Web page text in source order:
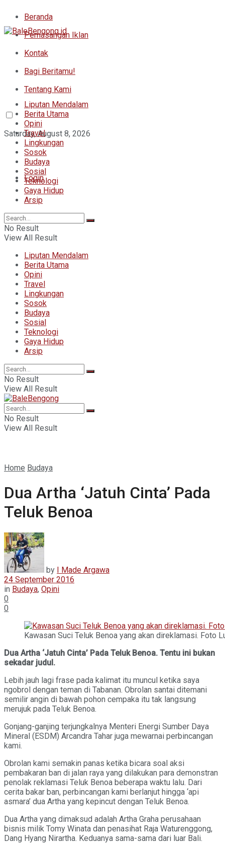
Beranda
Pemasangan Iklan
Kontak
Bagi Beritamu!
Tentang Kami
Saturday, August 8, 2026
Login
Liputan Mendalam
Berita Utama
Opini
Travel
Lingkungan
Sosok
Budaya
Sosial
Teknologi
Gaya Hidup
Arsip
No Result
View All Result
Liputan Mendalam
Berita Utama
Opini
Travel
Lingkungan
Sosok
Budaya
Sosial
Teknologi
Gaya Hidup
Arsip
No Result
View All Result
No Result
View All Result
Home Budaya
Dua Artha ‘Jatuh Cinta’ Pada
Teluk Benoa
by I Made Argawa
24 September 2016
in Budaya, Opini
0
0
Kawasan Suci Teluk Benoa yang akan direklamasi. Foto
Dua Artha ‘Jatuh Cinta’ Pada Teluk Benoa. Tentu ini bukan
sekadar judul.
Lebih jauh lagi frase pada kalimat itu muncul ketika saya
ngobrol dengan teman di Tabanan. Obrolan santai ditemani
semilir angin di bawah pohon cempaka itu tak langsung
merujuk pada Teluk Benoa.
Gonjang-ganjing terjungkalnya Menteri Energi Sumber Daya
Mineral (ESDM) Arcandra Tahar juga mewarnai perbincangan
kami.
Obrolan kami semakin panas ketika bicara soal aksi
pembakaran ban di jalan raya yang dilakukan para demonstran
penolak reklamasi Teluk Benoa beberapa waktu lalu. Dari
cerita bakar ban, perbincangan kami berlanjut hingga ‘api
asmara’ dua Artha yang kepincut dengan Teluk Benoa.
Dua Artha yang dimaksud adalah Artha Graha perusahaan
bisnis milik Tomy Winata dan penasihat Raja Waturenggong,
Dang Hyang Nirartha. Keduanya sama-sama dari luar Bali.